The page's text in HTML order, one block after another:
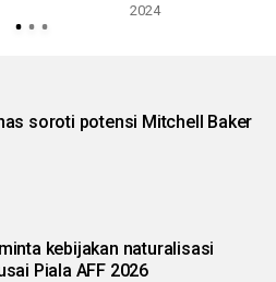
2024
soroti potensi Mitchell Baker
kebijakan naturalisasi
Piala AFF 2026